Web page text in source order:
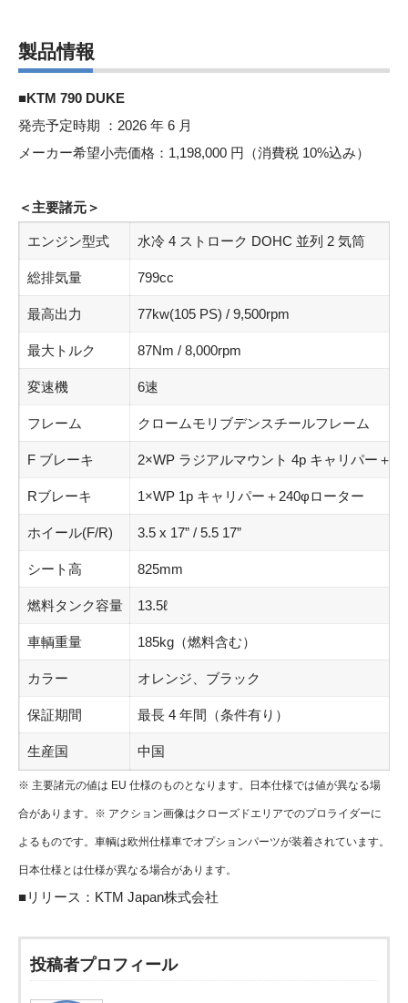
製品情報
■KTM 790 DUKE
発売予定時期 ：2026 年 6 月
メーカー希望小売価格：1,198,000 円（消費税 10%込み）
＜主要諸元＞
エンジン型式 水冷 4 ストローク DOHC 並列 2 気筒
総排気量 799cc
最高出力 77kw(105 PS) / 9,500rpm
最大トルク 87Nm / 8,000rpm
変速機 6速
フレーム クロームモリブデンスチールフレーム
F ブレーキ 2×WP ラジアルマウント 4p キャリパー＋
Rブレーキ 1×WP 1p キャリパー＋240φローター
ホイール(F/R) 3.5 x 17” / 5.5 17”
シート高 825mm
燃料タンク容量 13.5ℓ
車輌重量 185kg（燃料含む）
カラー オレンジ、ブラック
保証期間 最長 4 年間（条件有り）
生産国 中国
※ 主要諸元の値は EU 仕様のものとなります。日本仕様では値が異なる場
合があります。※ アクション画像はクローズドエリアでのプロライダーに
よるものです。車輌は欧州仕様車でオプションパーツが装着されています。
日本仕様とは仕様が異なる場合があります。
■リリース： KTM Japan株式会社
投稿者プロフィール